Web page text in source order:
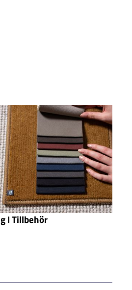
I Tillbehör